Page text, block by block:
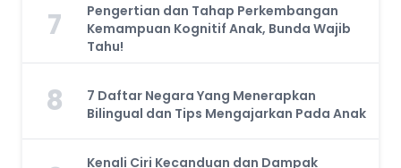
7
Pengertian dan Tahap Perkembangan
Kemampuan Kognitif Anak, Bunda Wajib
Tahu!
8
7 Daftar Negara Yang Menerapkan
Bilingual dan Tips Mengajarkan Pada Anak
Kenali Ciri Kecanduan dan Dampak